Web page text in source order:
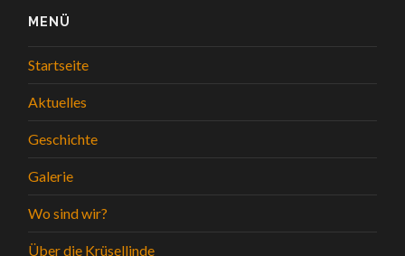
MENÜ
Startseite
Aktuelles
Geschichte
Galerie
Wo sind wir?
Über die Krüsellinde